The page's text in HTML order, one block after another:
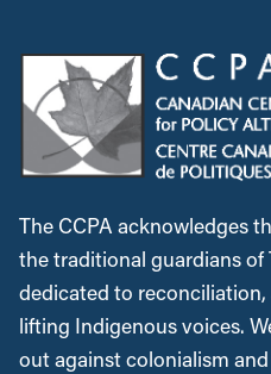
The CCPA acknowledges
the traditional guardians of
dedicated to
lifting Indigenous voices.
out against colonialism